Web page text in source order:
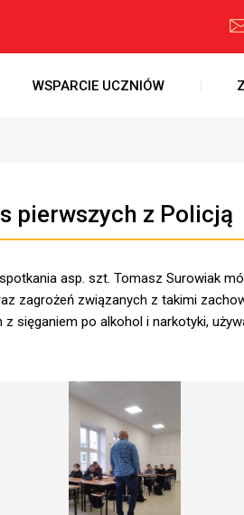
WSPARCIE UCZNIÓW
pierwszych z Policją
asp. szt. Tomasz Surowiak
zagrożeń związanych z takimi
sięganiem po alkohol i narkotyki,